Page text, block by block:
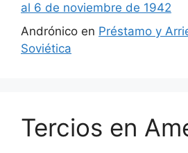
al 6 de noviembre de 1942
Andrónico en Préstamo y
Soviética
Tercios en